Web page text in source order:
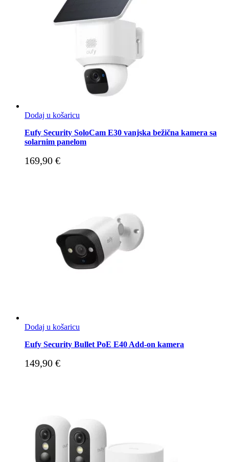
Dodaj u košaricu
Eufy Security SoloCam E30 vanjska bežična kamera sa
solarnim panelom
169,90 €
Dodaj u košaricu
Eufy Security Bullet PoE E40 Add-on kamera
149,90 €